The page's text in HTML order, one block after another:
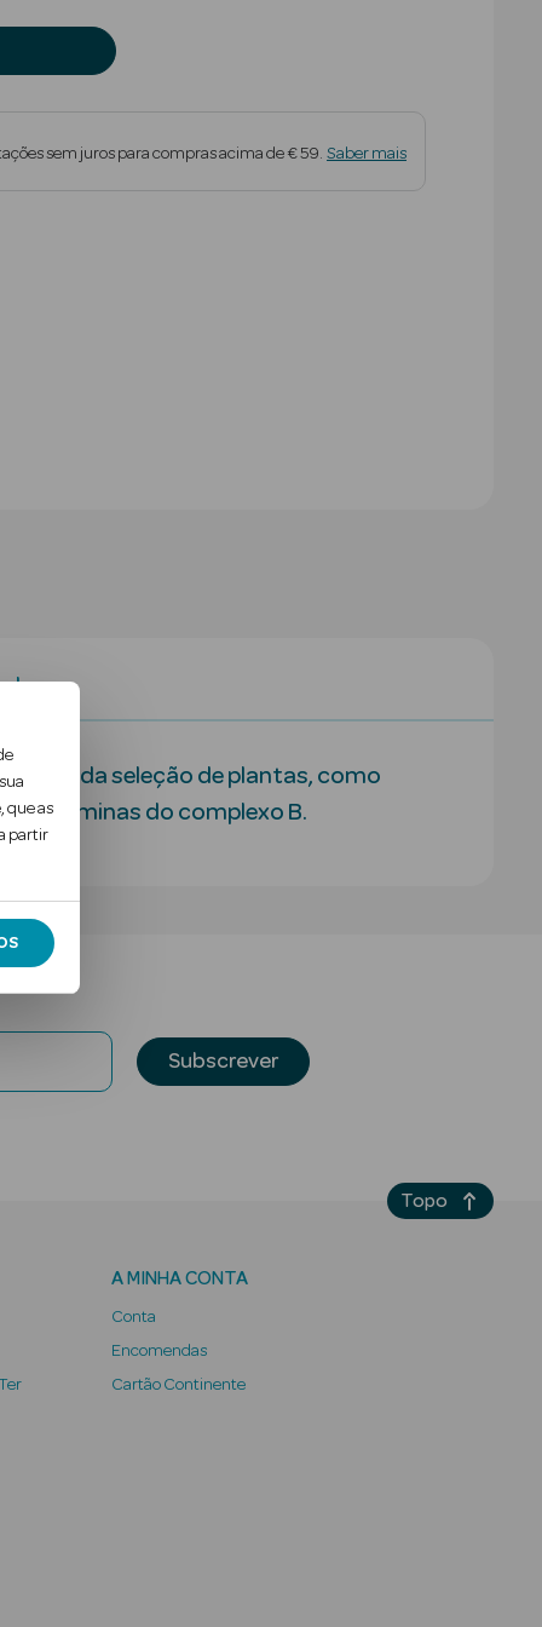
que as
partir
sem juros para compras acima de € 59. Saber mais
cuidada seleção de plantas, como
vitaminas do complexo B.
Subscrever
A MINHA CONTA
Conta
Encomendas
Cartão Continente
Topo